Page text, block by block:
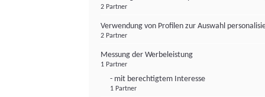
2 Partner
Verwendung von Profilen zur Auswahl
2 Partner
Messung der Werbeleistung
1 Partner
- mit berechtigtem Interesse
1 Partner